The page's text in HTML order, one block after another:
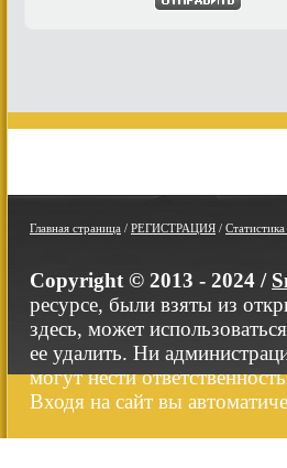
Главная страница / РЕГИСТРАЦИЯ / Статистика
Copyright © 2013 - 2024 /
ресурсе, были взяты из
здесь, может
ее удалить. Ни
могут нести
Входя на сайт вы